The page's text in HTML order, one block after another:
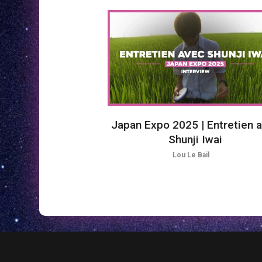
Japan Expo 2025 | Entretien
Shunji Iwai
Lou Le Bail